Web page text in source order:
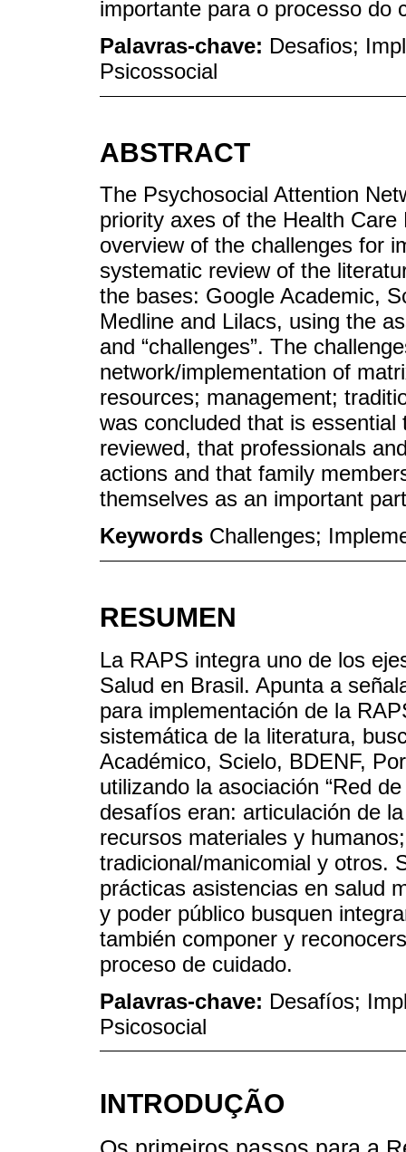
importante para o processo do
Palavras-chave: Desafios;
Psicossocial
ABSTRACT
The Psychosocial Attention
priority axes of the Health
overview of the challenges for
systematic review of the
the bases: Google Academic,
Medline and Lilacs, using the
and “challenges”. The
network/implementation of
resources; management;
was concluded that is
reviewed, that professionals
actions and that family
themselves as an important
Keywords Challenges;
RESUMEN
La RAPS integra uno de los
Salud en Brasil. Apunta a
para implementación de la
sistemática de la literatura,
Académico, Scielo, BDENF,
utilizando la asociación “Red
desafíos eran: articulación de
recursos materiales y
tradicional/manicomial y otros.
prácticas asistencias en salud
y poder público busquen
también componer y
proceso de cuidado.
Palavras-chave: Desafíos;
Psicosocial
INTRODUÇÃO